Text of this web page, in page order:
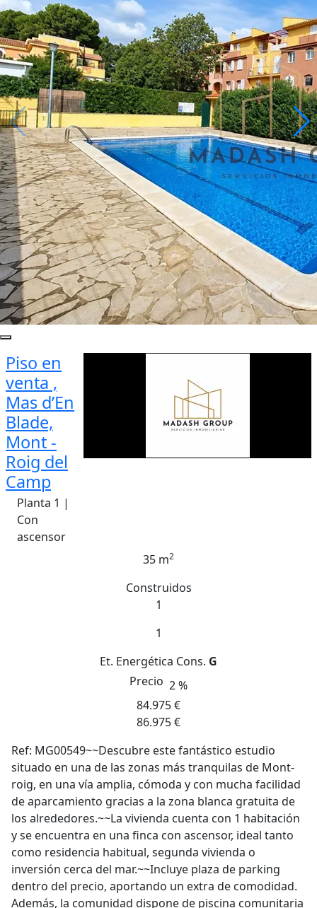
Piso en
venta ,
Mas d’En
Blade,
Mont -
Roig del
Camp
Planta 1 |
Con
ascensor
35 m2
Construidos
1
1
Et. Energética Cons. G
Precio 2 %
84.975 €
86.975 €
Ref: MG00549~~Descubre este fantástico estudio
situado en una de las zonas más tranquilas de Mont-
roig, en una vía amplia, cómoda y con mucha facilidad
de aparcamiento gracias a la zona blanca gratuita de
los alrededores.~~La vivienda cuenta con 1 habitación
y se encuentra en una finca con ascensor, ideal tanto
como residencia habitual, segunda vivienda o
inversión cerca del mar.~~Incluye plaza de parking
dentro del precio, aportando un extra de comodidad.
Además, la comunidad dispone de piscina comunitaria